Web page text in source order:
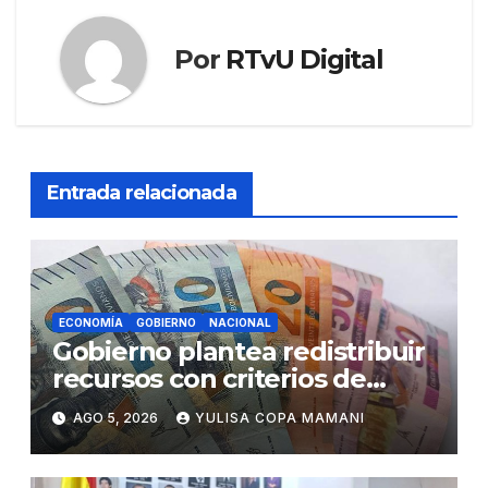
Por RTvU Digital
Entrada relacionada
ECONOMÍA GOBIERNO NACIONAL
Gobierno plantea redistribuir
recursos con criterios de
eficiencia y esfuerzo fiscal
AGO 5, 2026 YULISA COPA MAMANI